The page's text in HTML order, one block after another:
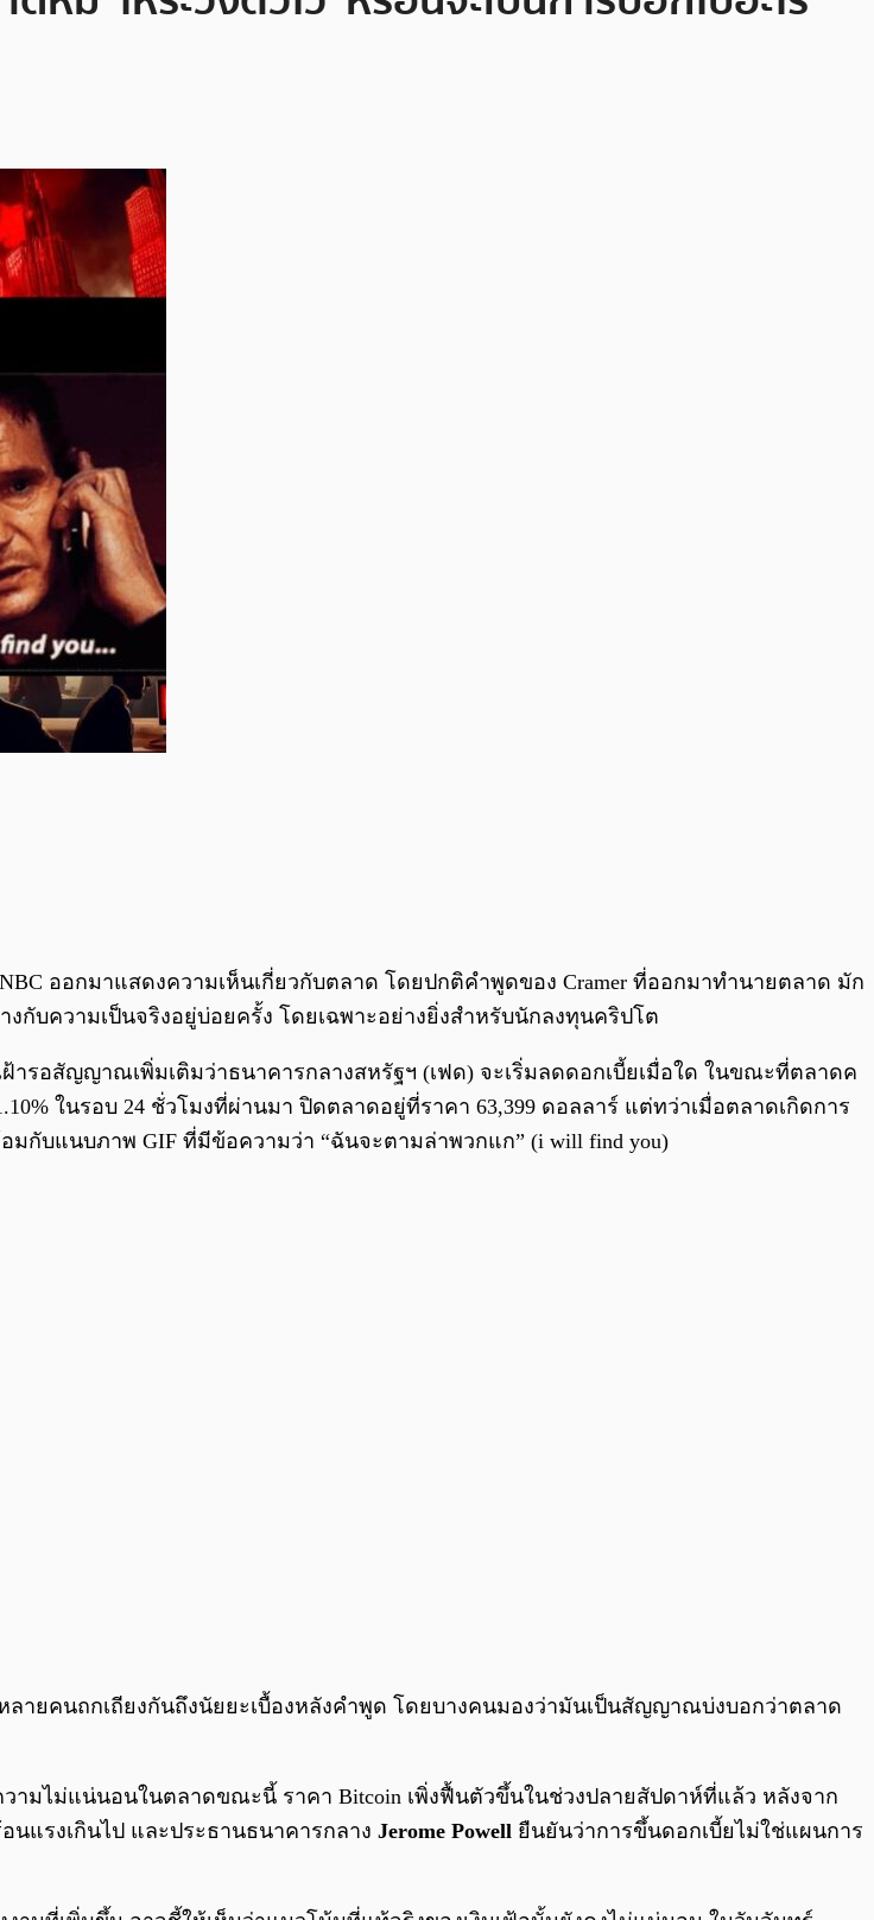
0:00
ออกมาแสดงความเห็นเกี่ยวกับตลาด โดยปกติคำพูดของ Cramer ที่ออกมาทำนายตลาด มัก
บความเป็นจริงอยู่บ่อยครั้ง โดยเฉพาะอย่างยิ่งสำหรับนักลงทุนคริปโต
รอสัญญาณเพิ่มเติมว่าธนาคารกลางสหรัฐฯ (เฟด) จะเริ่มลดดอกเบี้ยเมื่อใด ในขณะที่ตลาดค
ในรอบ 24 ชั่วโมงที่ผ่านมา ปิดตลาดอยู่ที่ราคา 63,399 ดอลลาร์ แต่ทว่าเมื่อตลาดเกิดการ
อมกับแนบภาพ GIF ที่มีข้อความว่า “ฉันจะตามล่าพวกแก” (i will find you)
ายคนถกเถียงกันถึงนัยยะเบื้องหลังคำพูด โดยบางคนมองว่ามันเป็นสัญญาณบ่งบอกว่าตลาด
ามไม่แน่นอนในตลาดขณะนี้ ราคา Bitcoin เพิ่งฟื้นตัวขึ้นในช่วงปลายสัปดาห์ที่แล้ว หลังจาก
นแรงเกินไป และประธานธนาคารกลาง Jerome Powell ยืนยันว่าการขึ้นดอกเบี้ยไม่ใช่แผนการ